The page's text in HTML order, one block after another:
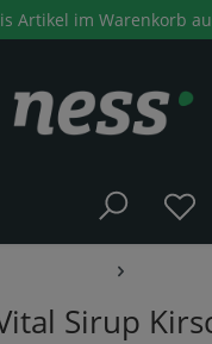
Artikel im Warenkorb
Sirup